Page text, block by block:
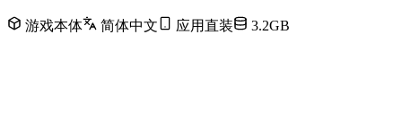
游戏本体 简体中文 应用直装 3.2GB